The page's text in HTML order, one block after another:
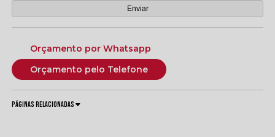
Orçamento por Whatsapp
Orçamento pelo Telefone
Páginas Relacionadas